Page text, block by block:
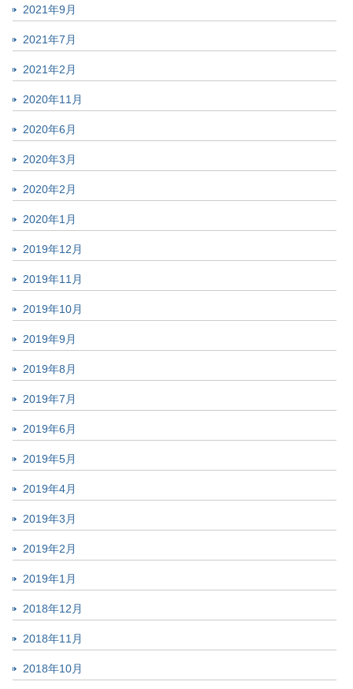
2021年9月
2021年7月
2021年2月
2020年11月
2020年6月
2020年3月
2020年2月
2020年1月
2019年12月
2019年11月
2019年10月
2019年9月
2019年8月
2019年7月
2019年6月
2019年5月
2019年4月
2019年3月
2019年2月
2019年1月
2018年12月
2018年11月
2018年10月